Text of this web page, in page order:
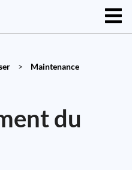
>
Maintenance
du